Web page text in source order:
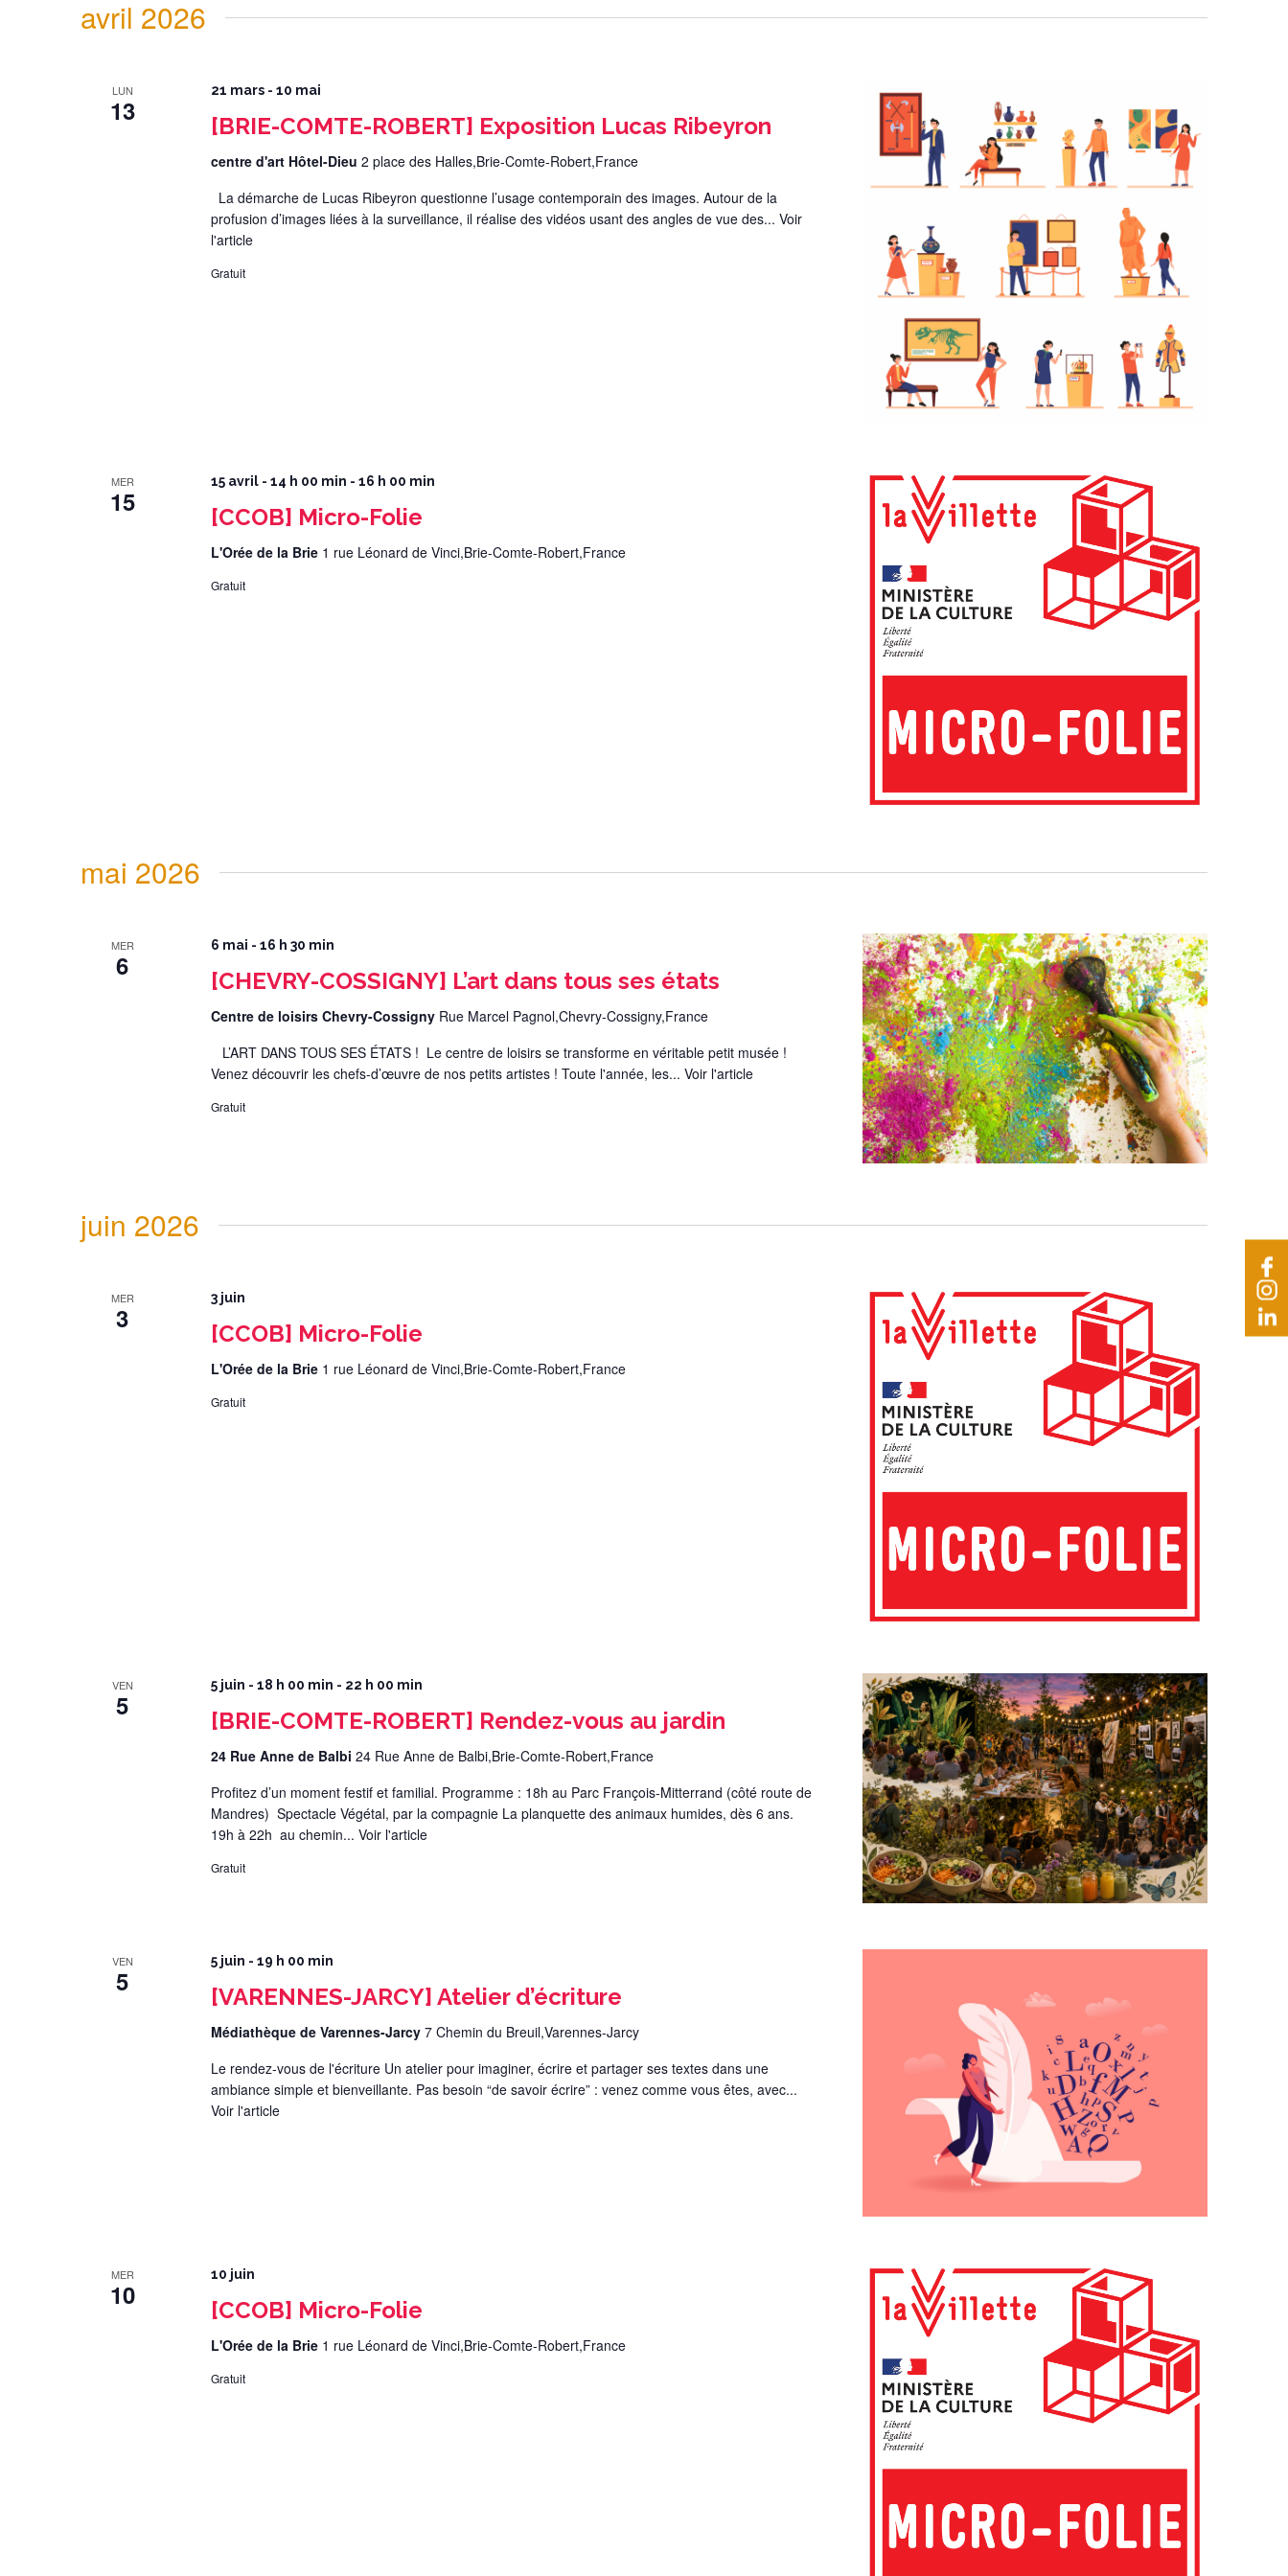
avril 2026
LUN
13
21 mars- 10 mai
[BRIE-COMTE-ROBERT] Exposition Lucas Ribeyron
centre d'art Hôtel-Dieu 2 place des Halles,Brie-Comte-Robert,France
La démarche de Lucas Ribeyron questionne l’usage contemporain des images. Autour de la
profusion d’images liées à la surveillance, il réalise des vidéos usant des angles de vue des... Voir
l'article
Gratuit
MER
15
15 avril - 14 h 00 min - 16 h 00 min
[CCOB] Micro-Folie
L'Orée de la Brie 1 rue Léonard de Vinci,Brie-Comte-Robert,France
Gratuit
mai 2026
MER
6
6 mai - 16 h 30 min
[CHEVRY-COSSIGNY] L’art dans tous ses états
Centre de loisirs Chevry-Cossigny Rue Marcel Pagnol,Chevry-Cossigny,France
L’ART DANS TOUS SES ÉTATS ! Le centre de loisirs se transforme en véritable petit musée !
Venez découvrir les chefs-d’œuvre de nos petits artistes ! Toute l'année, les... Voir l'article
Gratuit
juin 2026
MER
3
3 juin
[CCOB] Micro-Folie
L'Orée de la Brie 1 rue Léonard de Vinci,Brie-Comte-Robert,France
Gratuit
VEN
5
5 juin - 18 h 00 min - 22 h 00 min
[BRIE-COMTE-ROBERT] Rendez-vous au jardin
24 Rue Anne de Balbi 24 Rue Anne de Balbi,Brie-Comte-Robert,France
Profitez d’un moment festif et familial. Programme : 18h au Parc François-Mitterrand (côté route de
Mandres) Spectacle Végétal, par la compagnie La planquette des animaux humides, dès 6 ans.
19h à 22h au chemin... Voir l'article
Gratuit
VEN
5
5 juin - 19 h 00 min
[VARENNES-JARCY] Atelier d’écriture
Médiathèque de Varennes-Jarcy 7 Chemin du Breuil,Varennes-Jarcy
Le rendez-vous de l'écriture Un atelier pour imaginer, écrire et partager ses textes dans une
ambiance simple et bienveillante. Pas besoin “de savoir écrire” : venez comme vous êtes, avec...
Voir l'article
MER
10
10 juin
[CCOB] Micro-Folie
L'Orée de la Brie 1 rue Léonard de Vinci,Brie-Comte-Robert,France
Gratuit